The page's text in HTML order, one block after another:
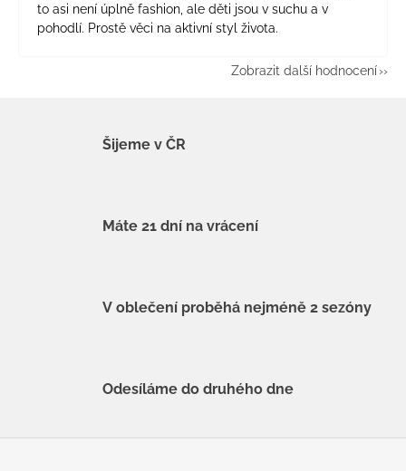
to asi není úplně fashion, ale děti jsou v suchu a v
pohodlí. Prostě věci na aktivní styl života.
Zobrazit další hodnocení
Šijeme v ČR
Máte 21 dní na vrácení
V oblečení proběhá nejméně 2 sezóny
Odesíláme do druhého dne